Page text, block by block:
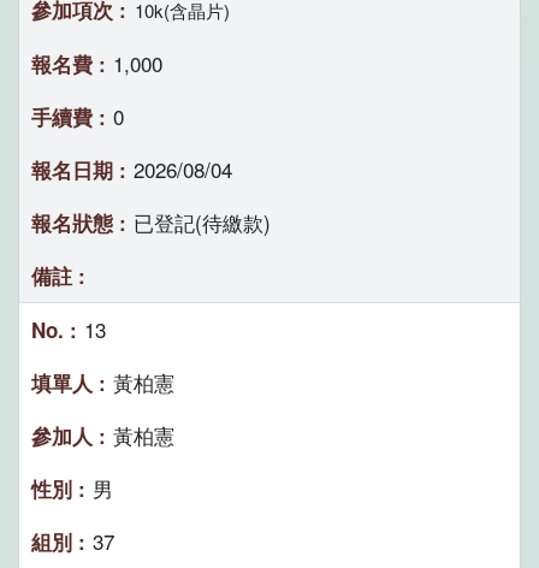
10k(含晶片)
1,000
0
2026/08/04
已登記(待繳款)
13
黃柏憲
黃柏憲
男
37